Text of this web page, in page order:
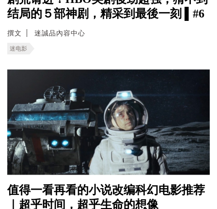
结局的５部神剧，精采到最後一刻 ▌#6
撰文 迷誠品內容中心
迷电影
值得一看再看的小说改编科幻电影推荐
｜超乎时间，超乎生命的想像